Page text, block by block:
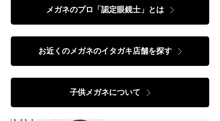
メガネのプロ「認定眼鏡士」とは
お近くのメガネのイタガキ店舗を探す
子供メガネについて